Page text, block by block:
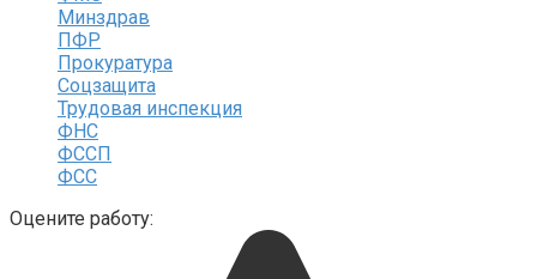
Минздрав
ПФР
Прокуратура
Соцзащита
Трудовая инспекция
ФНС
ФССП
ФСС
Оцените работу: